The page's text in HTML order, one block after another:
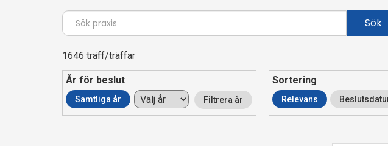
s
n
Sök
1646 träff/träffar
År för beslut
Samtliga år Filtrera år
Sortering
Relevans